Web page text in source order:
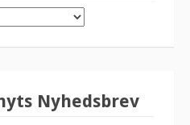
Nyhedsbrev